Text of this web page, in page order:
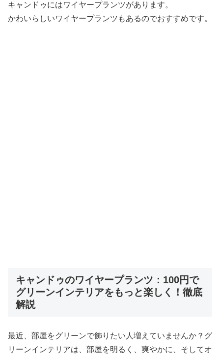
キャンドゥにはワイヤープランツがあります。
かわいらしいワイヤープランツもあるのでおすすめです。
キャンドゥのワイヤープランツ：100円で
グリーンインテリアをもっと楽しく！徹底
解説
最近、部屋をグリーンで飾りたい人増えていませんか？グ
リーンインテリアは、部屋を明るく、爽やかに、そしてオ